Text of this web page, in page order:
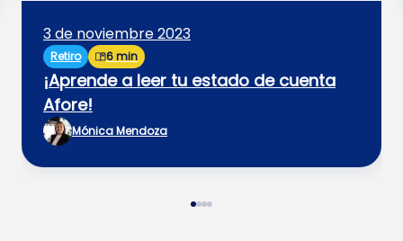
3 de noviembre 2023
Retiro 6 min
¡Aprende a leer tu estado de cuenta
Afore!
Mónica Mendoza